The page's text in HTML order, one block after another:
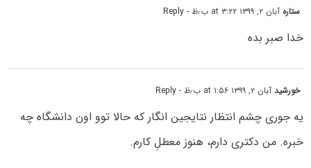
ستاره آبان ۲, ۱۳۹۹ at ۳:۲۲ ب٫ظ - Reply
خدا صبر بده
خورشیدآبان ۲, ۱۳۹۹ at ۱:۵۶ ب٫ظ - Reply
یه جوری چشم انتظار نتایجین انگار که حالا توو اون دانشگاه چه
خبره. من دکتری دارم، هنوز معطلِ کارم.